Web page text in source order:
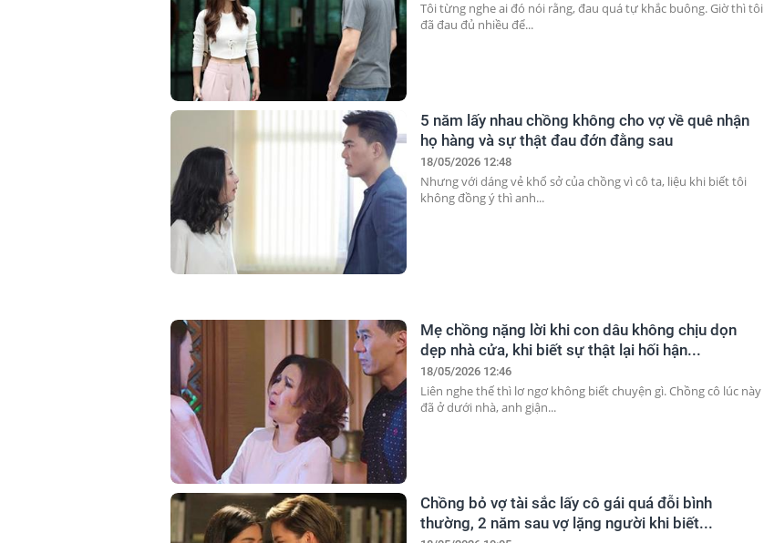
Tôi từng nghe ai đó nói rằng, đau quá tự khắc buông. Giờ thì tôi
đã đau đủ nhiều để...
5 năm lấy nhau chồng không cho vợ về quê nhận
họ hàng và sự thật đau đớn đằng sau
18/05/2026 12:48
Nhưng với dáng vẻ khổ sở của chồng vì cô ta, liệu khi biết tôi
không đồng ý thì anh...
Mẹ chồng nặng lời khi con dâu không chịu dọn
dẹp nhà cửa, khi biết sự thật lại hối hận...
18/05/2026 12:46
Liên nghe thế thì lơ ngơ không biết chuyện gì. Chồng cô lúc này
đã ở dưới nhà, anh giận...
Chồng bỏ vợ tài sắc lấy cô gái quá đỗi bình
thường, 2 năm sau vợ lặng người khi biết...